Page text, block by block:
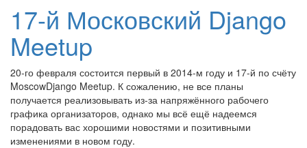
17-й Московский Django
Meetup
20-го февраля состоится первый в 2014-м году и 17-й по счёту
MoscowDjango Meetup. К сожалению, не все планы
получается реализовывать из-за напряжённого рабочего
графика организаторов, однако мы всё ещё надеемся
порадовать вас хорошими новостями и позитивными
изменениями в новом году.